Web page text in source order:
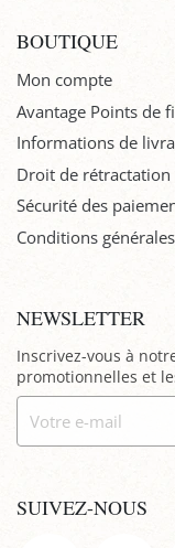
BOUTIQUE
Mon compte
Avantage Points de
Informations de
Droit de rétractation
Sécurité des
Conditions
NEWSLETTER
Inscrivez-vous à
promotionnelles et
SUIVEZ-NOUS